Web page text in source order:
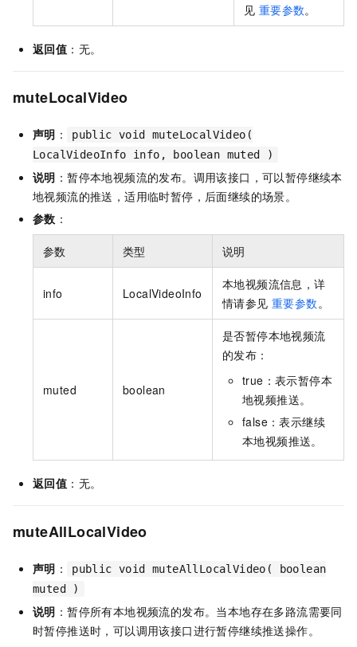
见 重要参数。
返回值 ：无。
muteLocalVideo
声明 ：
public void muteLocalVideo(
LocalVideoInfo info, boolean muted )
说明 ：暂停本地视频流的发布。调用该接口，可以暂停继续本
地视频流的推送，适用临时暂停，后面继续的场景。
参数 ：
参数 类型 说明
info LocalVideoInfo
本地视频流信息，详
情请参见 重要参数。
muted boolean
是否暂停本地视频流
的发布：
true：表示暂停本
地视频推送。
false：表示继续
本地视频推送。
返回值 ：无。
muteAllLocalVideo
声明 ：
public void muteAllLocalVideo( boolean
muted )
说明 ：暂停所有本地视频流的发布。当本地存在多路流需要同
时暂停推送时，可以调用该接口进行暂停继续推送操作。